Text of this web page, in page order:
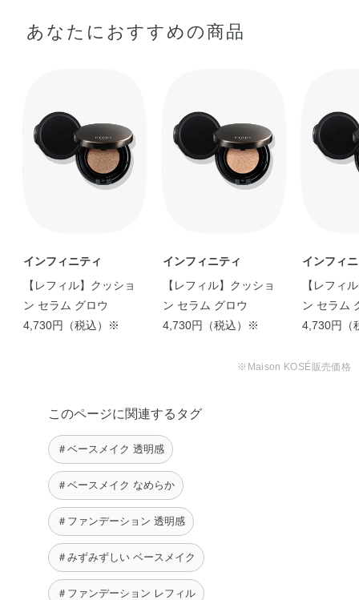
【 オパールのような艶フ
ァンデ 】 イ …
shiori
【全人類にオススメした
い】【年齢問わず一 …
あなたにおすすめの商品
インフィニティ
【レフィル】クッショ
ン セラム グロウ
4,730円（税込）※
インフィニティ
【レフィル】クッショ
ン セラム グロウ
4,730円（税込）※
インフィ
【レフィ
ン セラム
4,730円（
※Maison KOSÉ販売価格
このページに関連するタグ
＃ベースメイク 透明感
＃ベースメイク なめらか
＃ファンデーション 透明感
＃みずみずしい ベースメイク
＃ファンデーション レフィル